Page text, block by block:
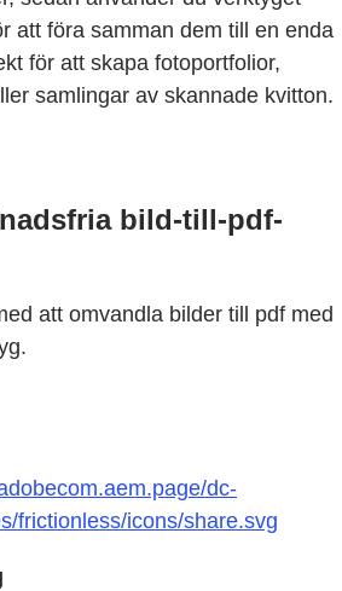
att föra samman dem till en enda
för att skapa fotoportfolior,
samlingar av skannade kvitton.
bild-till-pdf-
att omvandla bilder till pdf med
dc-
frictionless/icons/share.svg